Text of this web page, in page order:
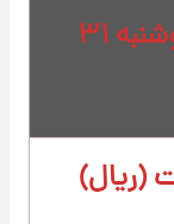
بروزرسانی قیمت ارزها: دوشنبه ۳۱
(ریال)